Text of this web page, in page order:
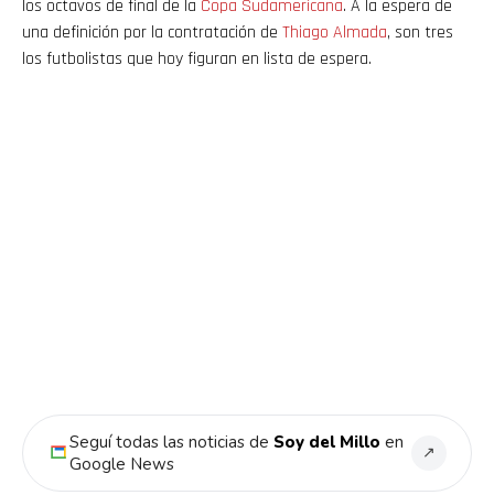
los octavos de final de la Copa Sudamericana. A la espera de
una definición por la contratación de Thiago Almada, son tres
los futbolistas que hoy figuran en lista de espera.
Seguí todas las noticias de Soy del Millo en
Google News
↗